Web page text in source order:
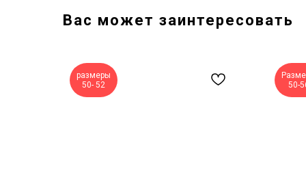
Вас может заинтересовать
размеры
50- 52
50-